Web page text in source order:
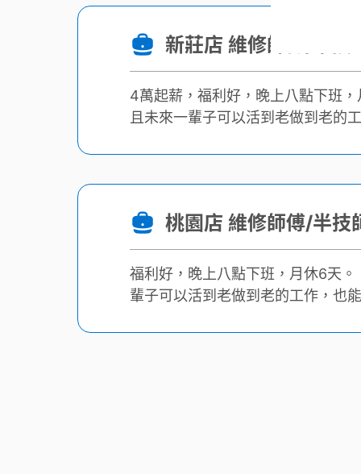
新莊店 維修師傅/半技
4萬起薪，福利好，晚上八點下班
且未來一輩子可以活到老做到老的工作，也能自己創業。
桃園店 維修師傅/半技
福利好，晚上八點下班，月休6天。 有沒有想打拼的人，願意放下身段來學一技之長？且未來一
輩子可以活到老做到老的工作，也能自己創業。 現在貳輪嶼希望做